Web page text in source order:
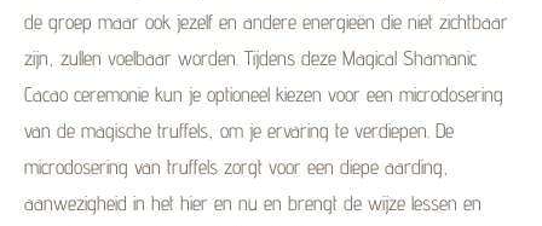
de groep maar ook jezelf en andere energieën die niet zichtbaar
zijn, zullen voelbaar worden. Tijdens deze Magical Shamanic
Cacao ceremonie kun je optioneel kiezen voor een microdosering
van de magische truffels, om je ervaring te verdiepen. De
microdosering van truffels zorgt voor een diepe aarding,
aanwezigheid in het hier en nu en brengt de wijze lessen en